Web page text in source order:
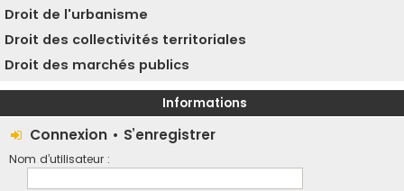
Droit de l'urbanisme
Droit des collectivités territoriales
Droit des marchés publics
Informations
Connexion • S’enregistrer
Nom d’utilisateur :